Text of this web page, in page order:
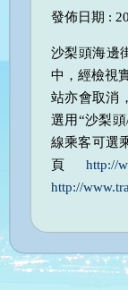
發佈日期 :
沙梨頭海邊
中，經檢視
站亦會取消
選用“沙梨
線乘客可選
頁 http://
http://